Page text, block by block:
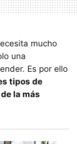
mucho
una
Es por ello
tipos de
la más